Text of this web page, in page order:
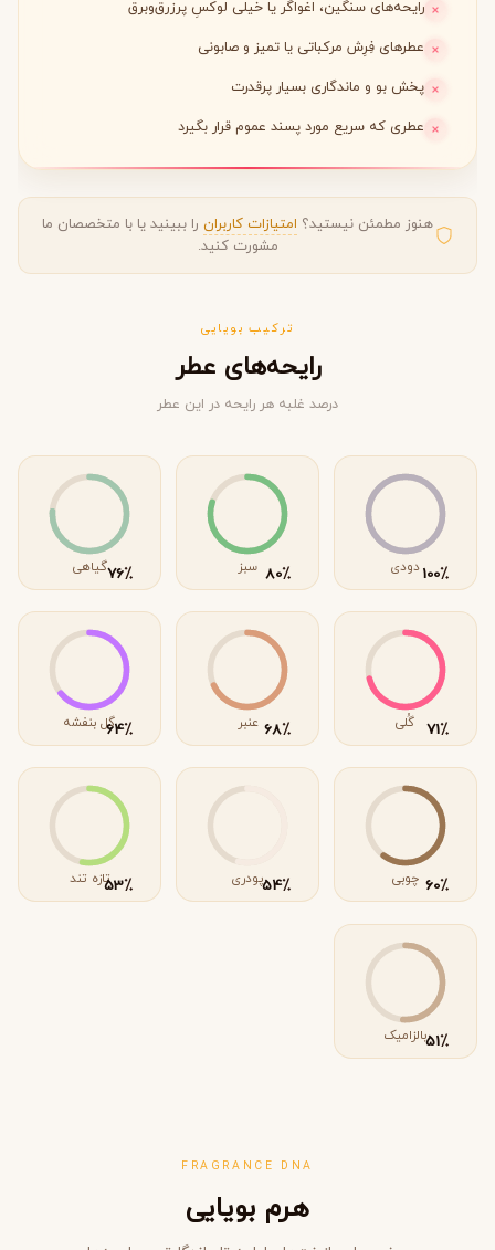
رایحه‌های سنگین، اغواگر یا خیلی لوکسِ پرزرق‌وبرق
عطرهای فِرِش مرکباتی یا تمیز و صابونی
پخش بو و ماندگاری بسیار پرقدرت
عطری که سریع مورد پسند عموم قرار بگیرد
هنوز مطمئن نیستید؟ امتیازات کاربران را ببینید یا با متخصصان ما
مشورت کنید.
ترکیب بویایی
رایحه‌های عطر
درصد غلبه هر رایحه در این عطر
٪100دودی ٪80 سبز ٪76گیاهی
٪71 گُلی ٪68 عنبر ٪64گل بنفشه
٪60 چوبی ٪54پودری ٪53تازه تند
٪51بالزامیک
FRAGRANCE DNA
هرم بویایی